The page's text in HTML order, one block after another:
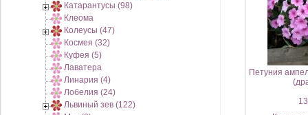
Катарантусы (98)
Клеома
Колеусы (47)
Космея (32)
Куфея (5)
Лаватера
Линария (4)
Лобелия (24)
Львиный зев (122)
Петуния